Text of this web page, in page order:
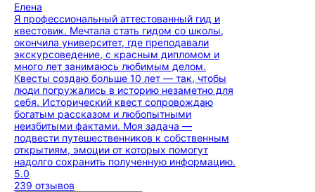
Елена
Я профессиональный аттестованный гид и
квестовик. Мечтала стать гидом со школы,
окончила университет, где преподавали
экскурсоведение, с красным дипломом и
много лет занимаюсь любимым делом.
Квесты создаю больше 10 лет — так, чтобы
люди погружались в историю незаметно для
себя. Исторический квест сопровождаю
богатым рассказом и любопытными
неизбитыми фактами. Моя задача —
подвести путешественников к собственным
открытиям, эмоции от которых помогут
надолго сохранить полученную информацию.
5.0
239 отзывов